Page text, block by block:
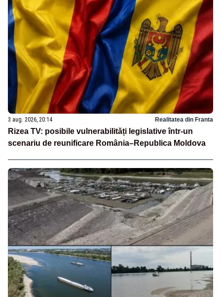
3 aug. 2026, 20:14 Realitatea din Franta
Rizea TV: posibile vulnerabilități legislative într-un
scenariu de reunificare România–Republica Moldova